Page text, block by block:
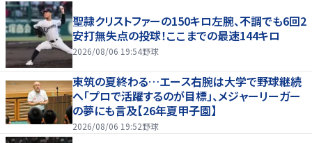
聖隷クリストファーの150キロ左腕、不調でも6回2
安打無失点の投球！ここまでの最速144キロ
2026/08/06 19:54野球
東筑の夏終わる…エース右腕は大学で野球継続
へ「プロで活躍するのが目標」、メジャーリーガー
の夢にも言及【26年夏甲子園】
2026/08/06 19:52野球